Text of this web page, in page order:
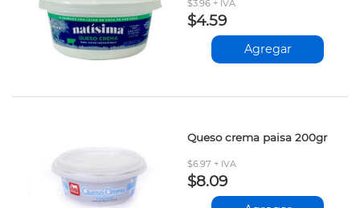
$3.96 + IVA
$4.59
Agregar
Queso crema paisa 200gr
$6.97 + IVA
$8.09